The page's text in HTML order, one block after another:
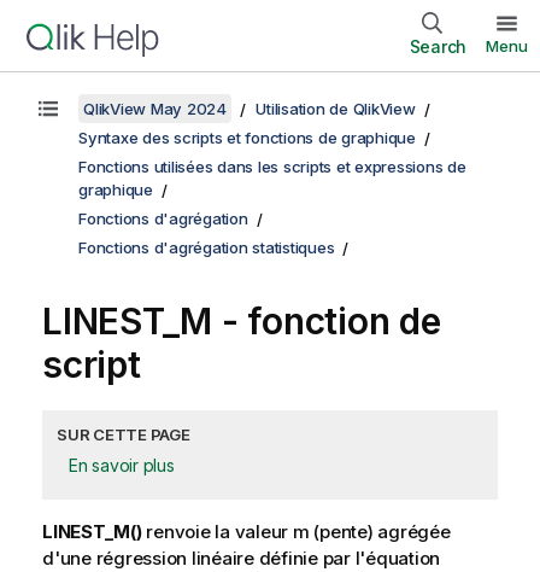
Search Menu
QlikView May 2024
Utilisation de QlikView
Syntaxe des scripts et fonctions de graphique
Fonctions utilisées dans les scripts et expressions de
graphique
Fonctions d'agrégation
Fonctions d'agrégation statistiques
LINEST_M - fonction de
script
SUR CETTE PAGE
En savoir plus
LINEST_M()renvoie la valeur m (pente) agrégée
d'une régression linéaire définie par l'équation